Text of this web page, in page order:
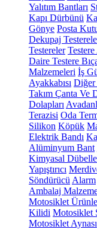
Yalıtım Bantları
Kapı Dürbünü
Gönye Posta
Dekupaj
Testereler Testere
Daire Testere
Malzemeleri İş
Ayakkabısı Diğer
Takım Çanta Ve
Dolapları
Terazisi Oda
Silikon Köpük
Elektrik Bandı
Alüminyum Bant
Kimyasal
Yapıştırıcı
Söndürücü Alarm
Ambalaj
Motosiklet
Kilidi Motosiklet
Motosiklet Aynası